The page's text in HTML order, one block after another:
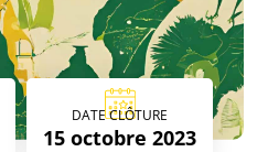
DATE CLÔTURE
15 octobre 2023